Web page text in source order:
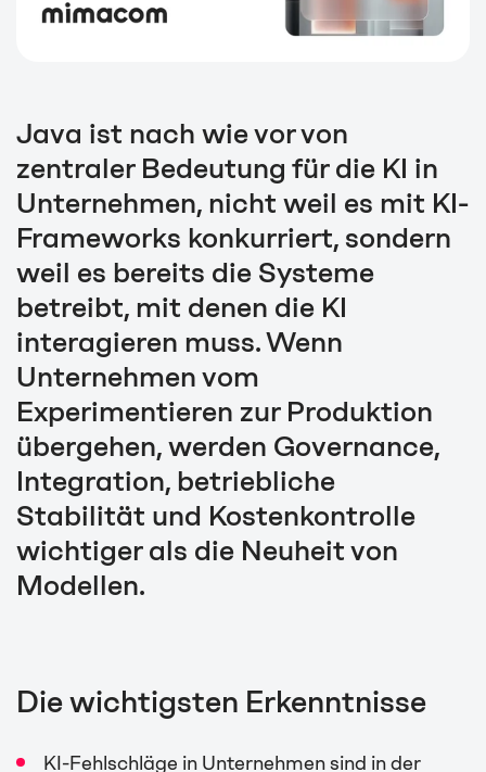
Java ist nach wie vor von
zentraler Bedeutung für die KI in
Unternehmen, nicht weil es mit KI-
Frameworks konkurriert, sondern
weil es bereits die Systeme
betreibt, mit denen die KI
interagieren muss. Wenn
Unternehmen vom
Experimentieren zur Produktion
übergehen, werden Governance,
Integration, betriebliche
Stabilität und Kostenkontrolle
wichtiger als die Neuheit von
Modellen.
Die wichtigsten Erkenntnisse
KI-Fehlschläge in Unternehmen sind in der